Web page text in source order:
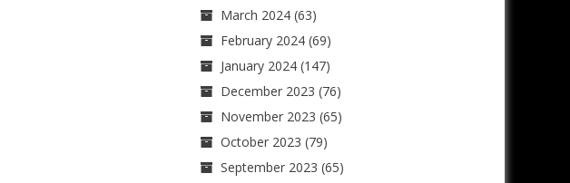
March 2024(63)
February 2024(69)
January 2024(147)
December 2023 (76)
November 2023 (65)
October 2023 (79)
September 2023 (65)